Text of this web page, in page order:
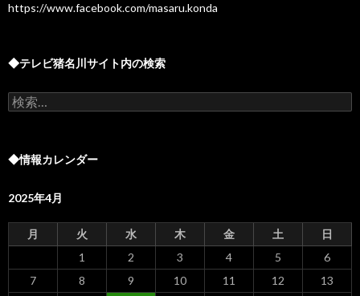
https://www.facebook.com/masaru.konda
◆テレビ猪名川サイト内の検索
検
索:
◆情報カレンダー
2025年4月
月 火 水 木 金 土
日
1
2 3 4 5
6
7
8 9 10 11 12
13